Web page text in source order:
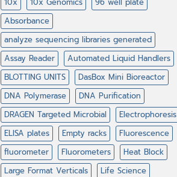
Absorbance
analyze sequencing libraries generated
Assay Reader
Automated Liquid Handlers
BLOTTING UNITS
DasBox Mini Bioreactor
DNA Polymerase
DNA Purification
DRAGEN Targeted Microbial
Electrophoresis
ELISA plates
Empty racks
Fluorescence
fluorometer
Fluorometers
Heat Block
Large Format Verticals
Life Science